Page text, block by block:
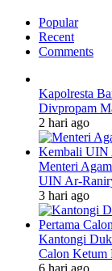
Popular
Recent
Comments
Kapolresta
Divpropam
2 hari ago
Menteri
UIN Ar-
3 hari ago
Kantongi
Calon Ketum
6 hari ago